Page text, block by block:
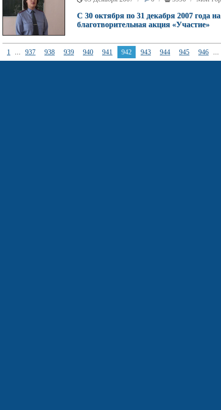
С 30 октября по 31 декабря 2007 года
благотворительная акция «Участие»
1 ... 937 938 939 940 941 942 943 944 945 946 ...